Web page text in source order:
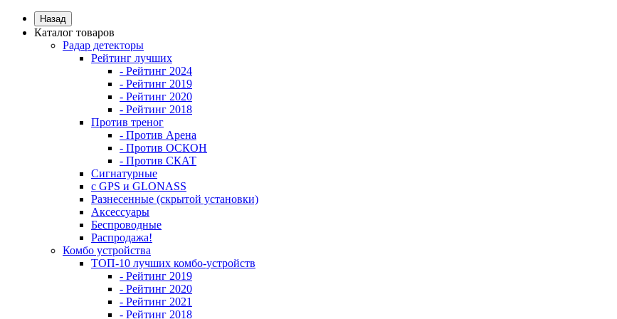
Назад
Каталог товаров
Радар детекторы
Рейтинг лучших
- Рейтинг 2024
- Рейтинг 2019
- Рейтинг 2020
- Рейтинг 2018
Против треног
- Против Арена
- Против ОСКОН
- Против СКАТ
Сигнатурные
с GPS и GLONASS
Разнесенные (скрытой установки)
Аксессуары
Беспроводные
Распродажа!
Комбо устройства
ТОП-10 лучших комбо-устройств
- Рейтинг 2019
- Рейтинг 2020
- Рейтинг 2021
- Рейтинг 2018